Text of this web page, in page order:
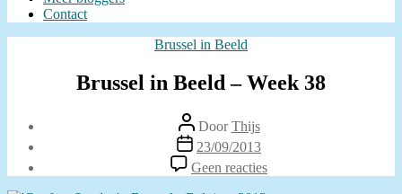
Contact
Categorieën
Brussel in Beeld
Brussel in Beeld – Week 38
Berichtauteur
DoorThijs
Berichtdatum
23/09/2013
Geen reacties
Brussel